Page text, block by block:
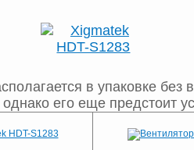
в упаковке без
его еще предстоит